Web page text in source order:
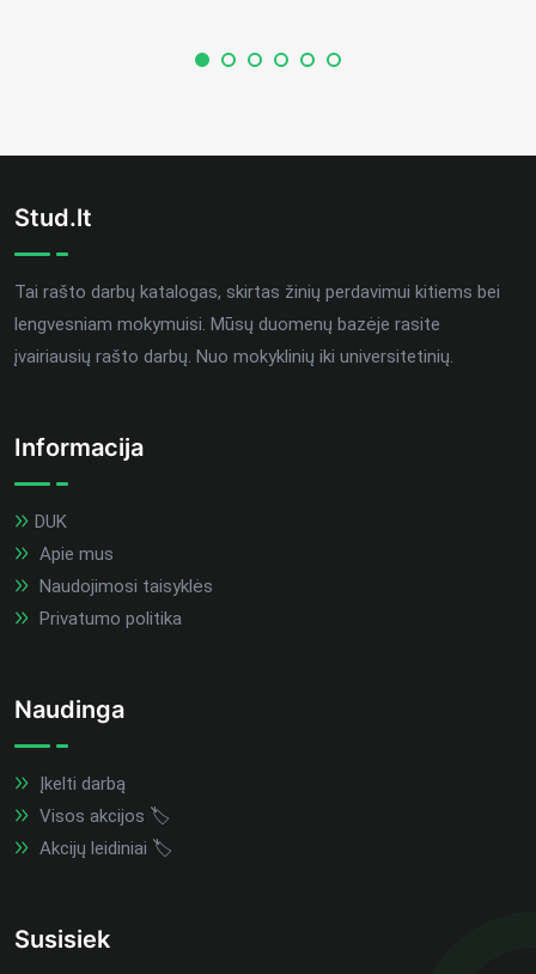
Stud.lt
Tai rašto darbų katalogas, skirtas žinių perdavimui kitiems bei
lengvesniam mokymuisi. Mūsų duomenų bazėje rasite
įvairiausių rašto darbų. Nuo mokyklinių iki universitetinių.
Informacija
DUK
Apie mus
Naudojimosi taisyklės
Privatumo politika
Naudinga
Įkelti darbą
Visos akcijos 🏷️
Akcijų leidiniai 🏷️
Susisiek